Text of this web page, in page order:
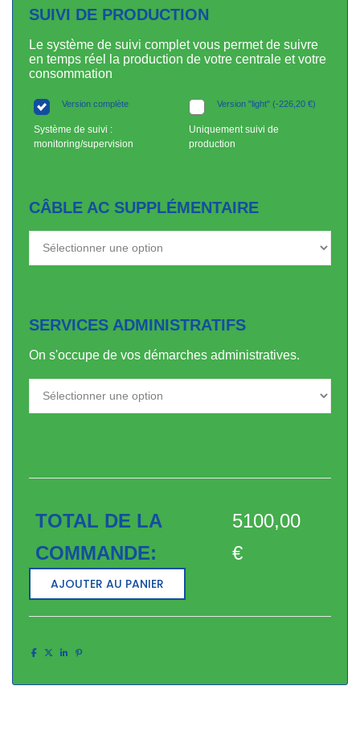
SUIVI DE PRODUCTION
Le système de suivi complet vous permet de suivre
en temps réel la production de votre centrale et votre
consommation
Version complète
Système de suivi :
monitoring/supervision
Version "light"(-226,20€)
Uniquement suivi de
production
CÂBLE AC SUPPLÉMENTAIRE
SERVICES ADMINISTRATIFS
On s'occupe de vos démarches administratives.
TOTAL DE LA
COMMANDE:
5100,00
€
AJOUTER AU PANIER